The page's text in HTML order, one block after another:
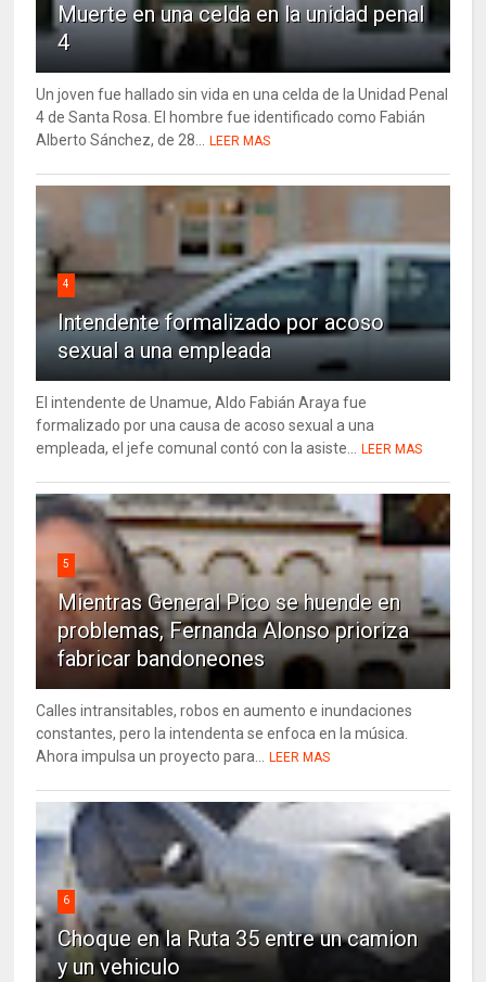
Muerte en una celda en la unidad penal
4
Un joven fue hallado sin vida en una celda de la Unidad Penal
4 de Santa Rosa. El hombre fue identificado como Fabián
Alberto Sánchez, de 28...
LEER MAS
4
Intendente formalizado por acoso
sexual a una empleada
El intendente de Unamue, Aldo Fabián Araya fue
formalizado por una causa de acoso sexual a una
empleada, el jefe comunal contó con la asiste...
LEER MAS
5
Mientras General Pico se huende en
problemas, Fernanda Alonso prioriza
fabricar bandoneones
Calles intransitables, robos en aumento e inundaciones
constantes, pero la intendenta se enfoca en la música.
Ahora impulsa un proyecto para...
LEER MAS
6
Choque en la Ruta 35 entre un camion
y un vehiculo